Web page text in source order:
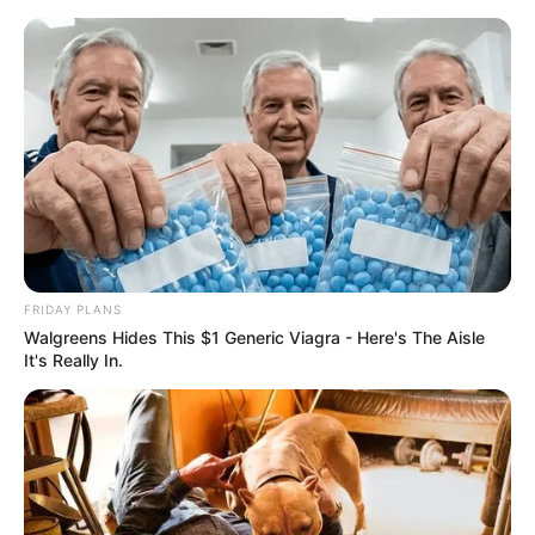
Bad Homburg - Tourismusinformationen 2026
Heute ist Hohes Friedersfest (in Augsburg ein Feiertag):
Sonnabend, der 08.08.2026
Informationen für den Fremdenverkehr in Bad
Homburg:
Zu den Informationen auf dieser Seite zum Thema
Tourismus inBad Homburg gehören
Übernachtungsmöglichkeiten, wie Hotels, Pensionen und
Ferienwohnungen, ebenso aber auch eine
FRIDAY PLANS
Walgreens Hides This $1 Generic Viagra - Here's The Aisle
It's Really In.